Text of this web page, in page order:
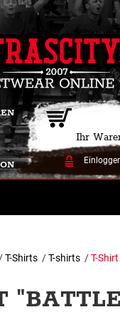
Ihr
/T-Shirts /T-shirts /T-